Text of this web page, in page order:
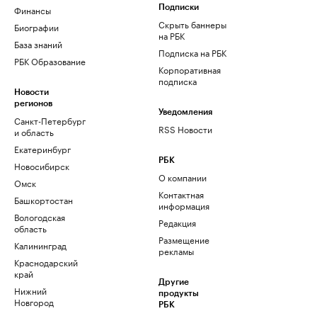
Финансы
Биографии
База знаний
РБК Образование
Новости
регионов
Санкт-Петербург
и область
Екатеринбург
Новосибирск
Омск
Башкортостан
Вологодская
область
Калининград
Краснодарский
край
Нижний
Новгород
Подписки
Скрыть баннеры
на РБК
Подписка на РБК
Корпоративная
подписка
Уведомления
RSS Новости
РБК
О компании
Контактная
информация
Редакция
Размещение
рекламы
Другие
продукты
РБК